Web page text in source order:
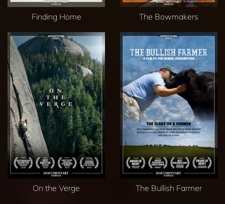
Finding Home The Bowmakers
On the Verge The Bullish Farmer